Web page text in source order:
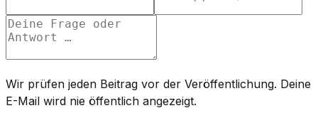
Wir prüfen jeden Beitrag vor der Veröffentlichung. Deine
E-Mail wird nie öffentlich angezeigt.